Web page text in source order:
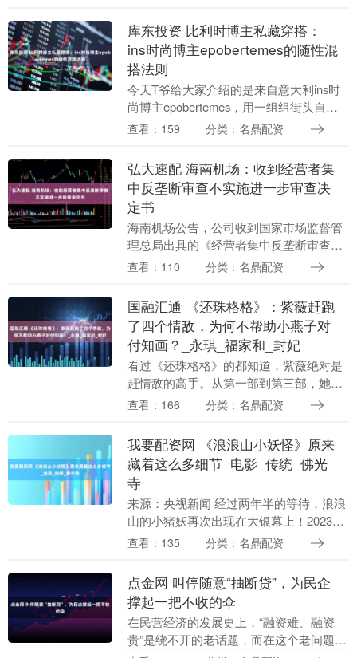
线"。 虽然他们的....
库东投资 比利时博主私藏穿搭：
ins时尚博主epobertemes的随性混
搭法则
今天T爷给大家介绍的是来自意大利ins时
尚博主epobertemes，用一组组街头自
拍，勾勒出了日常穿搭的理想模样。她的
却能....
查看：159 分类：名鼎配资
弘大速配 海南机场：收到经营者集
中反垄断审查不实施进一步审查决
定书
海南机场公告，公司收到国家市场监督管
理总局出具的《经营者集中反垄断审查不
实施进一步审查决定书》，决定对海南机
港股份有限公司股....
查看：110 分类：名鼎配资
国融汇通 《还珠格格》：紫薇赶跑
了四个情敌，为何不帮助小燕子对
付知画？_永琪_福家和_封妃
看过《还珠格格》的都知道，紫薇绝对是
赶情敌的高手。从第一部到第三部，她身
边前后出现过四位情敌 —— 塞娅、晴儿、
败” 了。....
查看：166 分类：名鼎配资
我要配资网 《浪浪山小妖怪》原来
藏着这么多细节_电影_传统_佛光
寺
来源：央视新闻 经过两年半的等待，浪浪
山的小猪妖再次出现在大银幕上！2023
年，国产动画短片《中国奇谭之小妖怪的
浪山的小猪妖....
查看：135 分类：名鼎配资
点金网 叫停随意“抽断贷”，为民企
撑起一把不收的伞
在民营经济的发展史上，“融资难、融资
贵”是绕不开的老话题，而在这个老问题